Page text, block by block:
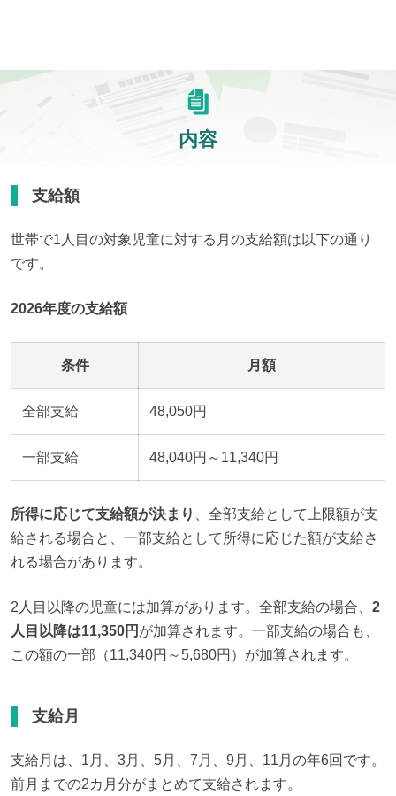
内容
支給額
世帯で1人目の対象児童に対する月の支給額は以下の通り
です。
2026年度の支給額
条件 月額
全部支給 48,050円
一部支給 48,040円～11,340円
所得に応じて支給額が決まり
、全部支給として上限額が支
給される場合と、一部支給として所得に応じた額が支給さ
れる場合があります。
2人目以降の児童には加算があります。全部支給の場合、 2
人目以降は11,350円 が加算されます。一部支給の場合も、
この額の一部（11,340円～5,680円）が加算されます。
支給月
支給月は、1月、3月、5月、7月、9月、11月の年6回です。
前月までの2カ月分がまとめて支給されます。